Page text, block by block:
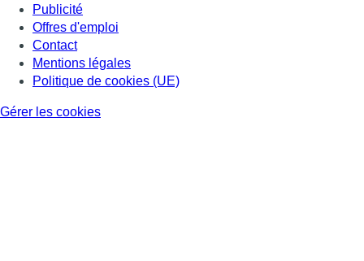
Publicité
Offres d'emploi
Contact
Mentions légales
Politique de cookies (UE)
Gérer les cookies